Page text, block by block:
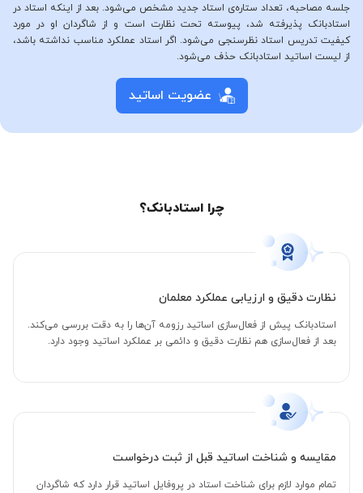
جلسه مصاحبه، تعداد ستاره‌ی استاد جدید مشخص می‌شود. بعد از اینکه استاد در
استادبانک پذیرفته شد، پیوسته تحت نظارت است و از شاگردان او در مورد
کیفیت تدریس استاد نظرسنجی می‌شود. اگر استاد عملکرد مناسب نداشته باشد،
از لیست اساتید استادبانک حذف می‌شود.
عضویت اساتید
چرا استادبانک؟
نظارت دقیق و ارزیابی عملکرد معلمان
استادبانک پیش از فعال‌سازی اساتید رزومه آن‌ها را به دقت بررسی می‌کند.
بعد از فعال‌سازی هم نظارت دقیق و دائمی بر عملکرد اساتید وجود دارد.
مقایسه و شناخت اساتید قبل از ثبت درخواست
تمام موارد لازم برای شناخت استاد در پروفایل اساتید قرار دارد که شاگردان